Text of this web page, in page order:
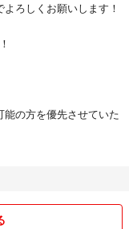
ろしくお願いします！
の方を優先させていた